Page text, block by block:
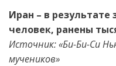
Иран – в результате
человек, ранены
Источник: «Би-Би-Си
мучеников»